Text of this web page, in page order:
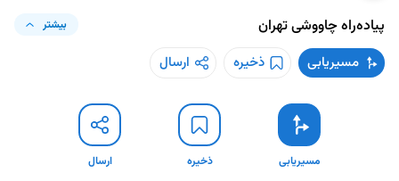
پیاده‌راه چاووشیتهران بیشتر
مسیریابی ذخیره ارسال
مسیریابی ذخیره ارسال